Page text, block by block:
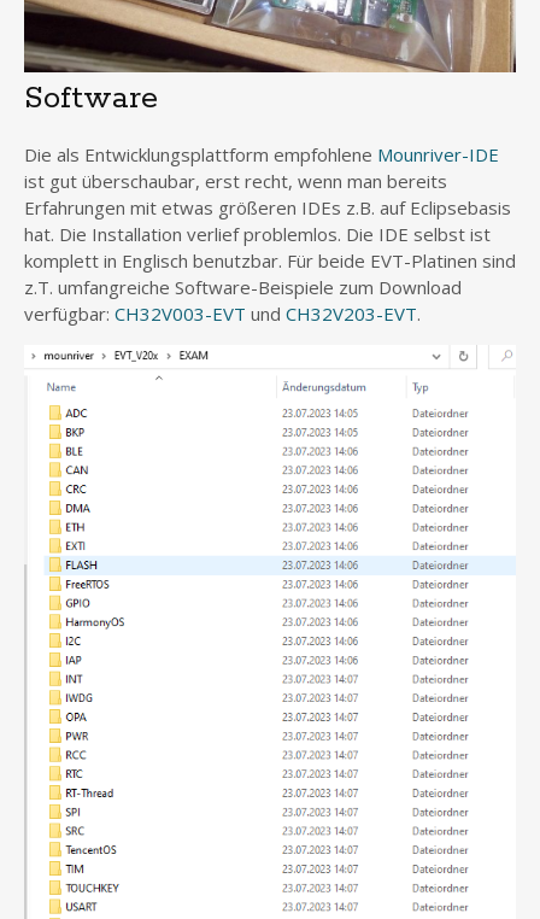
Software
Die als Entwicklungsplattform empfohlene Mounriver-IDE
ist gut überschaubar, erst recht, wenn man bereits
Erfahrungen mit etwas größeren IDEs z.B. auf Eclipsebasis
hat. Die Installation verlief problemlos. Die IDE selbst ist
komplett in Englisch benutzbar. Für beide EVT-Platinen sind
z.T. umfangreiche Software-Beispiele zum Download
verfügbar: CH32V003-EVT und CH32V203-EVT.